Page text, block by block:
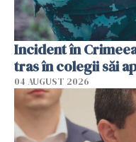
Incident în
tras în colegii săi
04 AUGUST 2026